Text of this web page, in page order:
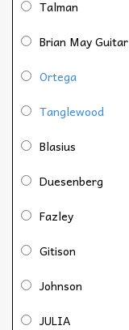
Talman
Brian May Guitar
Ortega
Tanglewood
Blasius
Duesenberg
Fazley
Gitison
Johnson
JULIA